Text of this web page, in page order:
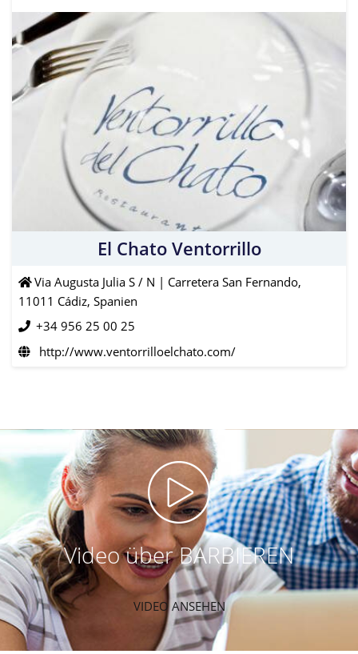
El Chato Ventorrillo
Via Augusta Julia S / N | Carretera San Fernando,
11011 Cádiz, Spanien
+34 956 25 00 25
http://www.ventorrilloelchato.com/
Video über BARBIEREN
VIDEO ANSEHEN